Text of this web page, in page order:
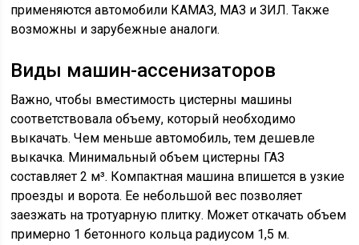
применяются автомобили КАМАЗ, МАЗ и ЗИЛ. Также
возможны и зарубежные аналоги.
Виды машин-ассенизаторов
Важно, чтобы вместимость цистерны машины
соответствовала объему, который необходимо
выкачать. Чем меньше автомобиль, тем дешевле
выкачка. Минимальный объем цистерны ГАЗ
составляет 2 м³. Компактная машина впишется в узкие
проезды и ворота. Ее небольшой вес позволяет
заезжать на тротуарную плитку. Может откачать объем
примерно 1 бетонного кольца радиусом 1,5 м.